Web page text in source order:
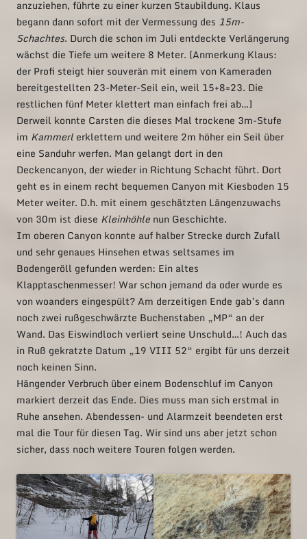
anzuziehen, führte zu einer kurzen Staubildung. Klaus
begann dann sofort mit der Vermessung des 15m-
Schachtes. Durch die schon im Juli entdeckte Verlängerung
wächst die Tiefe um weitere 8 Meter. [Anmerkung Klaus:
der Profi steigt hier souverän mit einem von Kameraden
bereitgestellten 23-Meter-Seil ein, weil 15+8=23. Die
restlichen fünf Meter klettert man einfach frei ab…]
Derweil konnte Carsten die dieses Mal trockene 3m-Stufe
im Kammerl erklettern und weitere 2m höher ein Seil über
eine Sanduhr werfen. Man gelangt dort in den
Deckencanyon, der wieder in Richtung Schacht führt. Dort
geht es in einem recht bequemen Canyon mit Kiesboden 15
Meter weiter. D.h. mit einem geschätzten Längenzuwachs
von 30m ist diese Kleinhöhlenun Geschichte.
Im oberen Canyon konnte auf halber Strecke durch Zufall
und sehr genaues Hinsehen etwas seltsames im
Bodengeröll gefunden werden: Ein altes
Klapptaschenmesser! War schon jemand da oder wurde es
von woanders eingespült? Am derzeitigen Ende gab’s dann
noch zwei rußgeschwärzte Buchenstaben „MP“ an der
Wand. Das Eiswindloch verliert seine Unschuld…! Auch das
in Ruß gekratzte Datum „19 VIII 52“ ergibt für uns derzeit
noch keinen Sinn.
Hängender Verbruch über einem Bodenschluf im Canyon
markiert derzeit das Ende. Dies muss man sich erstmal in
Ruhe ansehen. Abendessen- und Alarmzeit beendeten erst
mal die Tour für diesen Tag. Wir sind uns aber jetzt schon
sicher, dass noch weitere Touren folgen werden.